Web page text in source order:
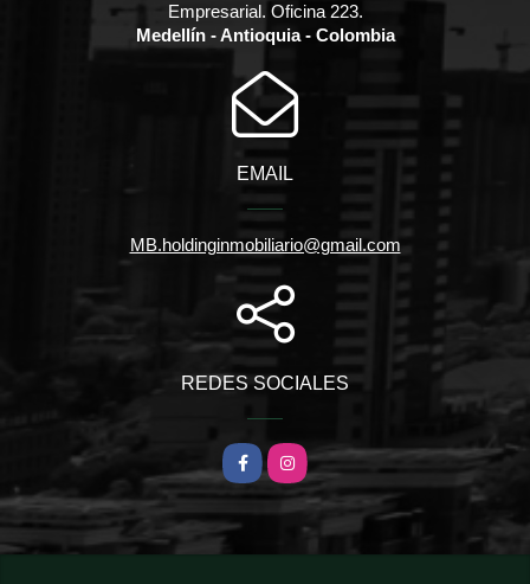
Empresarial. Oficina 223.
Medellín - Antioquia - Colombia
EMAIL
MB.holdinginmobiliario@gmail.com
REDES SOCIALES
FacebookInstagram